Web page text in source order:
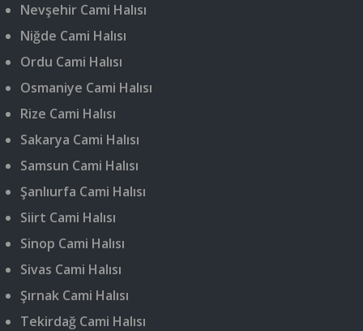
Nevşehir Cami Halısı
Niğde Cami Halısı
Ordu Cami Halısı
Osmaniye Cami Halısı
Rize Cami Halısı
Sakarya Cami Halısı
Samsun Cami Halısı
Şanlıurfa Cami Halısı
Siirt Cami Halısı
Sinop Cami Halısı
Sivas Cami Halısı
Şırnak Cami Halısı
Tekirdağ Cami Halısı